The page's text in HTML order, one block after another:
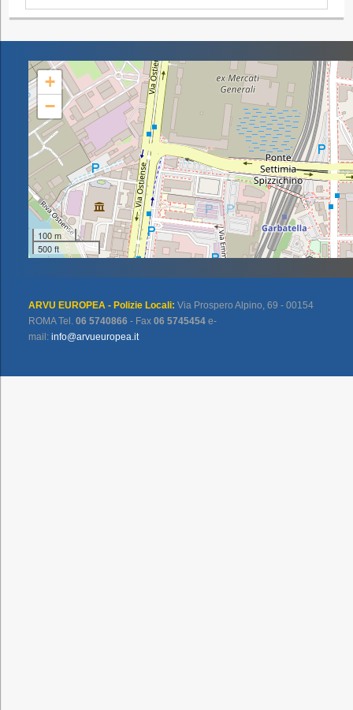
+
−
100 m
500 ft
ARVU EUROPEA - Polizie Locali: Via Prospero Alpino, 69 - 00154
ROMA Tel.06 5740866 - Fax06 5745454 e-
mail:info@arvueuropea.it